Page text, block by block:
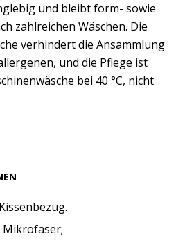
und bleibt form- sowie
zahlreichen Wäschen. Die
verhindert die Ansammlung
und die Pflege ist
bei 40 °C, nicht
Mikrofaser;